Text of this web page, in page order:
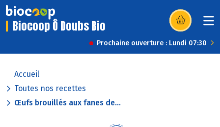
Biocoop Ô Doubs Bio (s’ouvre dans
Prochaine ouverture : Lundi 07:30
Accueil
Toutes nos recettes
Œufs brouillés aux fanes de...